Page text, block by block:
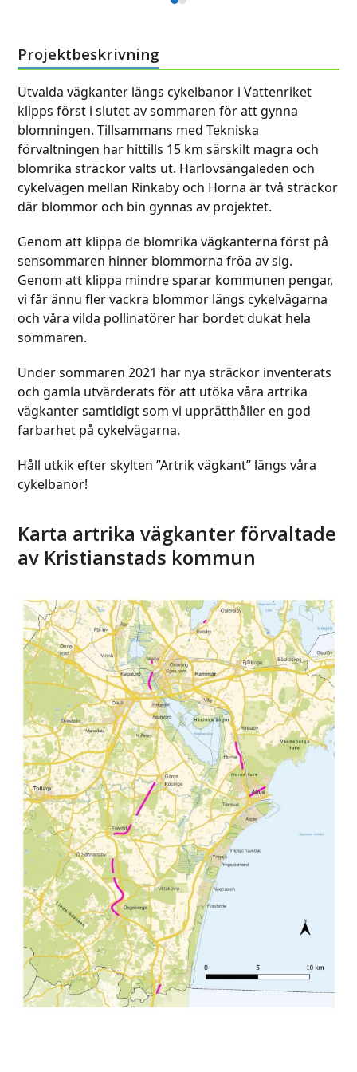
go
to
the
first
slide
Press
the
first
slide
Projektbeskrivning
Utvalda vägkanter längs cykelbanor i Vattenriket
klipps först i slutet av sommaren för att gynna
blomningen. Tillsammans med Tekniska
förvaltningen har hittills 15 km särskilt magra och
blomrika sträckor valts ut. Härlövsängaleden och
cykelvägen mellan Rinkaby och Horna är två sträckor
där blommor och bin gynnas av projektet.
Genom att klippa de blomrika vägkanterna först på
sensommaren hinner blommorna fröa av sig.
Genom att klippa mindre sparar kommunen pengar,
vi får ännu fler vackra blommor längs cykelvägarna
och våra vilda pollinatörer har bordet dukat hela
sommaren.
Under sommaren 2021 har nya sträckor inventerats
och gamla utvärderats för att utöka våra artrika
vägkanter samtidigt som vi upprätthåller en god
farbarhet på cykelvägarna.
Håll utkik efter skylten ”Artrik vägkant” längs våra
cykelbanor!
Karta artrika vägkanter förvaltade
av Kristianstads kommun